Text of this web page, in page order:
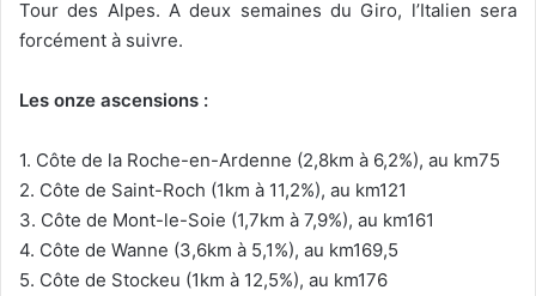
Tour des Alpes. A deux semaines du Giro, l’Italien sera
forcément à suivre.
Les onze ascensions :
1. Côte de la Roche-en-Ardenne (2,8km à 6,2%), au km75
2. Côte de Saint-Roch (1km à 11,2%), au km121
3. Côte de Mont-le-Soie (1,7km à 7,9%), au km161
4. Côte de Wanne (3,6km à 5,1%), au km169,5
5. Côte de Stockeu (1km à 12,5%), au km176